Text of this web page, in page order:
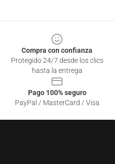
Compra con confianza
Protegido 24/7 desde los clics
hasta la entrega
Pago 100% seguro
PayPal / MasterCard / Visa